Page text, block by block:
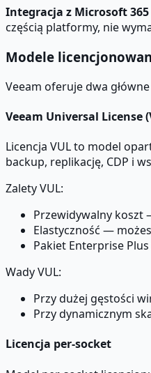
Integracja z Microsoft
częścią platformy, nie
Modele
Veeam oferuje dwa
Veeam Universal License
Licencja VUL to model
backup, replikację, CDP i
Zalety VUL:
Przewidywalny koszt
Elastyczność —
Pakiet Enterprise
Wady VUL:
Przy dużej gęstości
Przy dynamicznym
Licencja per-socket